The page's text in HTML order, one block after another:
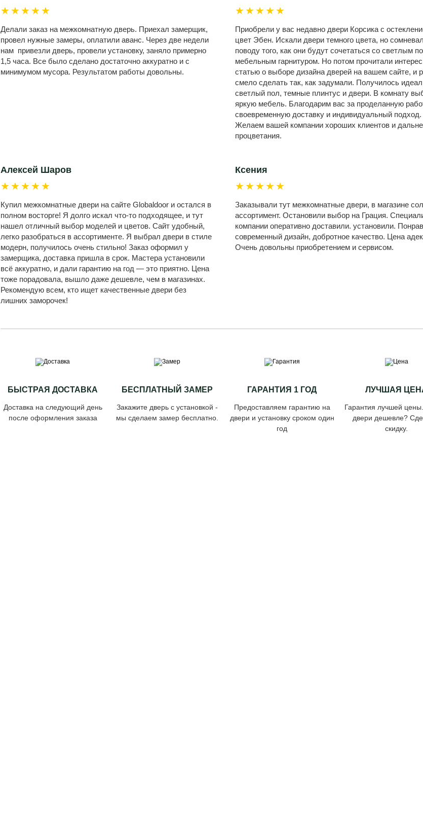
★★★★★
Делали заказ на межкомнатную дверь. Приехал замерщик,
провел нужные замеры, оплатили аванс. Через две недели
нам привезли дверь, провели установку, заняло примерно
1,5 часа. Все было сделано достаточно аккуратно и с
минимумом мусора. Результатом работы довольны.
★★★★★
Приобрели у вас недавно двери Корсика с
цвет Эбен. Искали двери темного цвета, но
поводу того, как они будут сочетаться со светлым
мебельным гарнитуром. Но потом прочитали
статью о выборе дизайна дверей на вашем сайте, и
смело сделать так, как задумали. Получилось
светлый пол, темные плинтус и двери. В комнату
яркую мебель. Благодарим вас за проделанную
своевременную доставку и индивидуальный подход.
Желаем вашей компании хороших клиентов и
процветания.
Алексей Шаров
★★★★★
Купил межкомнатные двери на сайте Globaldoor и остался в
полном восторге! Я долго искал что-то подходящее, и тут
нашел отличный выбор моделей и цветов. Сайт удобный,
легко разобраться в ассортименте. Я выбрал двери в стиле
модерн, получилось очень стильно! Заказ оформил у
замерщика, доставка пришла в срок. Мастера установили
всё аккуратно, и дали гарантию на год — это приятно. Цена
тоже порадовала, вышло даже дешевле, чем в магазинах.
Рекомендую всем, кто ищет качественные двери без
лишних заморочек!
Ксения
★★★★★
Заказывали тут межкомнатные двери, в магазине
ассортимент. Остановили выбор на Грация.
компании оперативно доставили. установили.
современный дизайн, добротное качество. Цена
Очень довольны приобретением и сервисом.
БЫСТРАЯ ДОСТАВКА
Доставка на следующий день
после оформления заказа
БЕСПЛАТНЫЙ ЗАМЕР
Закажите дверь с установкой -
мы сделаем замер бесплатно.
ГАРАНТИЯ 1 ГОД
Предоставляем гарантию на
двери и установку сроком один
год
ЛУЧШАЯ
Гарантия лучшей
двери дешевле?
скидку.